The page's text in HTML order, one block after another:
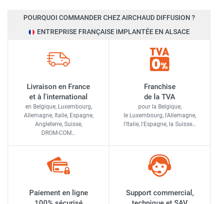
POURQUOI COMMANDER CHEZ AIRCHAUD DIFFUSION ?
ENTREPRISE FRANÇAISE IMPLANTÉE EN ALSACE
Livraison en France
et à l'international
en Belgique, Luxembourg,
Allemagne, Italie, Espagne,
Angleterre, Suisse,
DROM-COM…
Franchise
de la TVA
pour la Belgique,
le Luxembourg, l'Allemagne,
l'Italie, l'Espagne, la Suisse…
Paiement en ligne
Support commercial,